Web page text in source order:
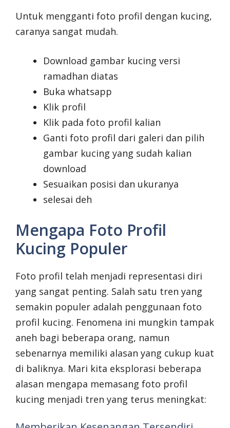
Untuk mengganti foto profil dengan kucing,
caranya sangat mudah.
Download gambar kucing versi
ramadhan diatas
Buka whatsapp
Klik profil
Klik pada foto profil kalian
Ganti foto profil dari galeri dan pilih
gambar kucing yang sudah kalian
download
Sesuaikan posisi dan ukuranya
selesai deh
Mengapa Foto Profil
Kucing Populer
Foto profil telah menjadi representasi diri
yang sangat penting. Salah satu tren yang
semakin populer adalah penggunaan foto
profil kucing. Fenomena ini mungkin tampak
aneh bagi beberapa orang, namun
sebenarnya memiliki alasan yang cukup kuat
di baliknya. Mari kita eksplorasi beberapa
alasan mengapa memasang foto profil
kucing menjadi tren yang terus meningkat: